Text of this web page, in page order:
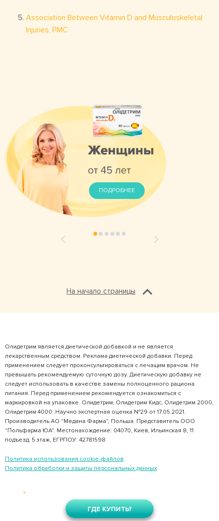
Association Between Vitamin D and Musculoskeletal
Injuries, PMC
ПОДРОБНЕЕ
На начало страницы
ГДЕ КУПИТЬ?
Олидетрим является диетической добавкой и не является
лекарственным средством. Реклама диетической добавки. Перед
применением следует проконсультироваться с лечащим врачом. Не
превышать рекомендуемую суточную дозу. Диетическую добавку не
следует использовать в качестве замены полноценного рациона
питания. Перед применением рекомендуется ознакомиться с
маркировкой на упаковке. Олидетрим, Олидетрим Кидс, Олидетрим 2000,
Олидетрим 4000. Научно экспертная оценка №29 от 17.05.2021.
Производитель АО "Медана Фарма", Польша. Представитель ООО
"Польфарма ЮА". Местонахождение: 04070, Киев, Ильинская 8, 11
подъезд, 5 этаж, ЕГРПОУ: 42781598
Политика использования cookie-файлов
Политика обработки и защиты персональных данных
Разработанно в AMS